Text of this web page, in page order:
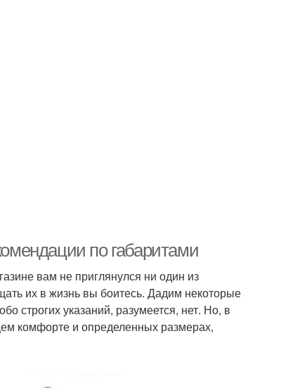
по габаритами
вам не приглянулся ни один из
их в жизнь вы боитесь. Дадим некоторые
строгих указаний, разумеется, нет. Но, в
комфорте и определенных размерах,